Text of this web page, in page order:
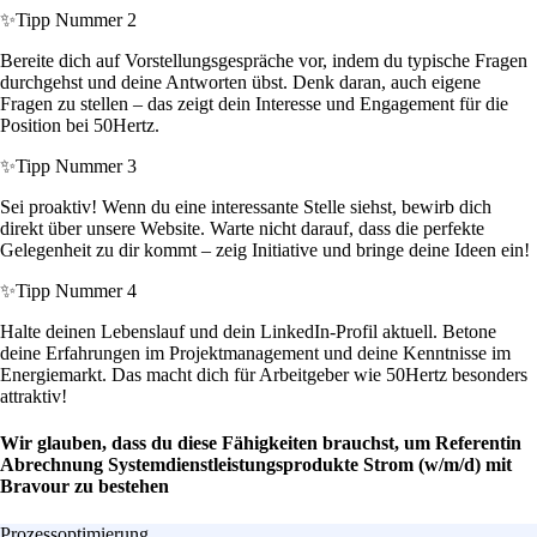
✨Tipp Nummer 2
Bereite dich auf Vorstellungsgespräche vor, indem du typische Fragen
durchgehst und deine Antworten übst. Denk daran, auch eigene
Fragen zu stellen – das zeigt dein Interesse und Engagement für die
Position bei 50Hertz.
✨Tipp Nummer 3
Sei proaktiv! Wenn du eine interessante Stelle siehst, bewirb dich
direkt über unsere Website. Warte nicht darauf, dass die perfekte
Gelegenheit zu dir kommt – zeig Initiative und bringe deine Ideen ein!
✨Tipp Nummer 4
Halte deinen Lebenslauf und dein LinkedIn-Profil aktuell. Betone
deine Erfahrungen im Projektmanagement und deine Kenntnisse im
Energiemarkt. Das macht dich für Arbeitgeber wie 50Hertz besonders
attraktiv!
Wir glauben, dass du diese Fähigkeiten brauchst, um Referentin
Abrechnung Systemdienstleistungsprodukte Strom (w/m/d) mit
Bravour zu bestehen